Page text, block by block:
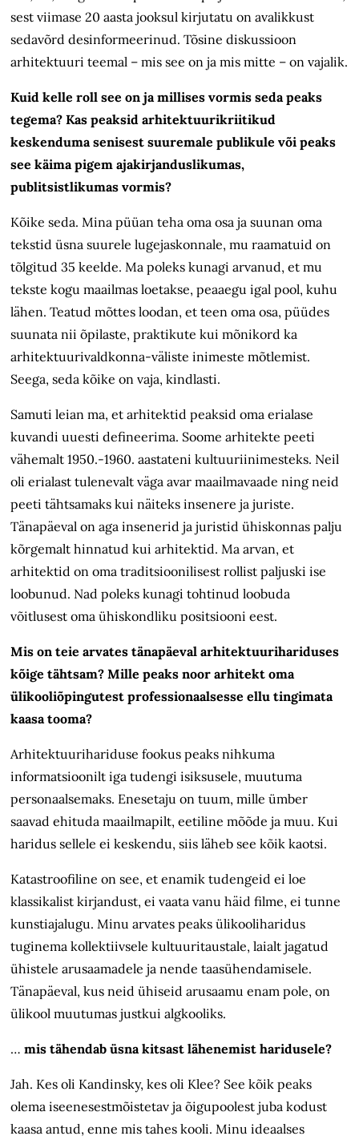
sest viimase 20 aasta jooksul kirjutatu on avalikkust
sedavõrd desinformeerinud. Tõsine diskussioon
arhitektuuri teemal – mis see on ja mis mitte – on vajalik.
Kuid kelle roll see on ja millises vormis seda peaks
tegema? Kas peaksid arhitektuurikriitikud
keskenduma senisest suuremale publikule või peaks
see käima pigem ajakirjanduslikumas,
publitsistlikumas vormis?
Kõike seda. Mina püüan teha oma osa ja suunan oma
tekstid üsna suurele lugejaskonnale, mu raamatuid on
tõlgitud 35 keelde. Ma poleks kunagi arvanud, et mu
tekste kogu maailmas loetakse, peaaegu igal pool, kuhu
lähen. Teatud mõttes loodan, et teen oma osa, püüdes
suunata nii õpilaste, praktikute kui mõnikord ka
arhitektuurivaldkonna-väliste inimeste mõtlemist.
Seega, seda kõike on vaja, kindlasti.
Samuti leian ma, et arhitektid peaksid oma erialase
kuvandi uuesti defineerima. Soome arhitekte peeti
vähemalt 1950.-1960. aastateni kultuuriinimesteks. Neil
oli erialast tulenevalt väga avar maailmavaade ning neid
peeti tähtsamaks kui näiteks insenere ja juriste.
Tänapäeval on aga insenerid ja juristid ühiskonnas palju
kõrgemalt hinnatud kui arhitektid. Ma arvan, et
arhitektid on oma traditsioonilisest rollist paljuski ise
loobunud. Nad poleks kunagi tohtinud loobuda
võitlusest oma ühiskondliku positsiooni eest.
Mis on teie arvates tänapäeval arhitektuurihariduses
kõige tähtsam? Mille peaks noor arhitekt oma
ülikooliõpingutest professionaalsesse ellu tingimata
kaasa tooma?
Arhitektuurihariduse fookus peaks nihkuma
informatsioonilt iga tudengi isiksusele, muutuma
personaalsemaks. Enesetaju on tuum, mille ümber
saavad ehituda maailmapilt, eetiline mõõde ja muu. Kui
haridus sellele ei keskendu, siis läheb see kõik kaotsi.
Katastroofiline on see, et enamik tudengeid ei loe
klassikalist kirjandust, ei vaata vanu häid filme, ei tunne
kunstiajalugu. Minu arvates peaks ülikooliharidus
tuginema kollektiivsele kultuuritaustale, laialt jagatud
ühistele arusaamadele ja nende taasühendamisele.
Tänapäeval, kus neid ühiseid arusaamu enam pole, on
ülikool muutumas justkui algkooliks.
…mis tähendab üsna kitsast lähenemist haridusele?
Jah. Kes oli Kandinsky, kes oli Klee? See kõik peaks
olema iseenesestmõistetav ja õigupoolest juba kodust
kaasa antud, enne mis tahes kooli. Minu ideaalses